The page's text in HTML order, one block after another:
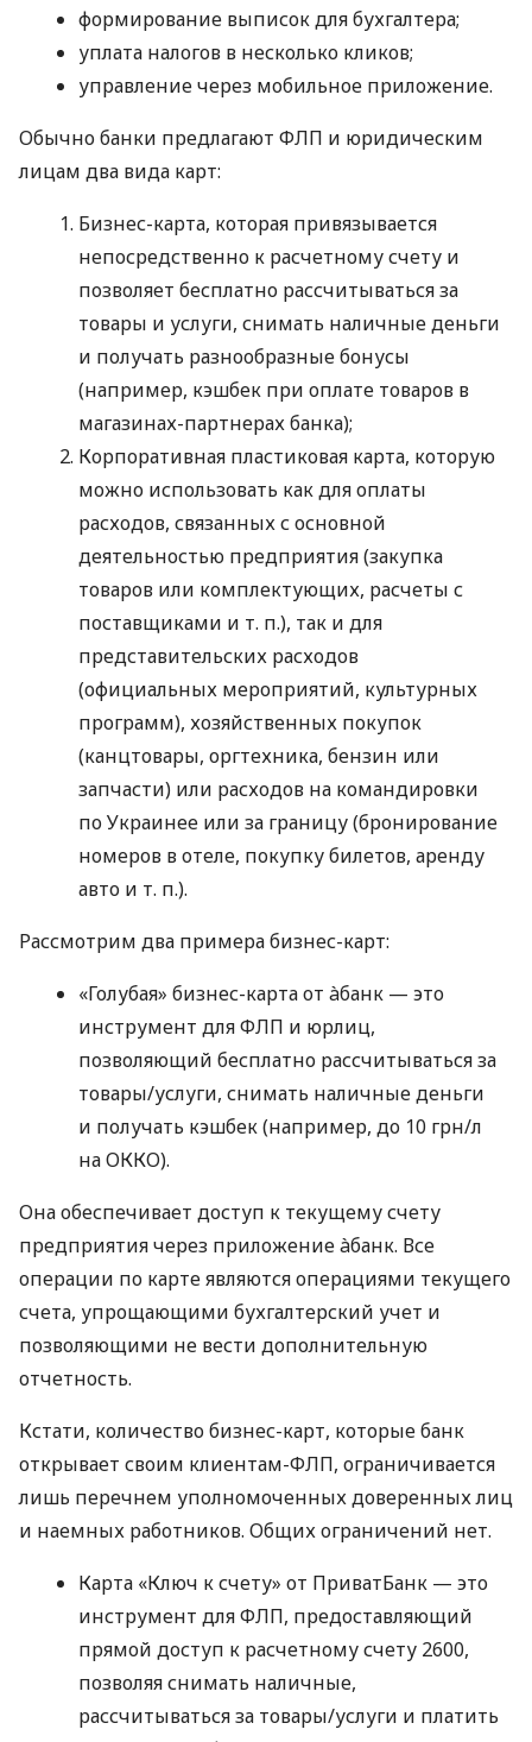
формирование выписок для бухгалтера;
уплата налогов в несколько кликов;
управление через мобильное приложение.
Обычно банки предлагают ФЛП и юридическим
лицам два вида карт:
Бизнес-карта, которая привязывается
непосредственно к расчетному счету и
позволяет бесплатно рассчитываться за
товары и услуги, снимать наличные деньги
и получать разнообразные бонусы
(например, кэшбек при оплате товаров в
магазинах-партнерах банка);
Корпоративная пластиковая карта, которую
можно использовать как для оплаты
расходов, связанных с основной
деятельностью предприятия (закупка
товаров или комплектующих, расчеты с
поставщиками и т. п.), так и для
представительских расходов
(официальных мероприятий, культурных
программ), хозяйственных покупок
(канцтовары, оргтехника, бензин или
запчасти) или расходов на командировки
по Украинее или за границу (бронирование
номеров в отеле, покупку билетов, аренду
авто и т. п.).
Рассмотрим два примера бизнес-карт:
«Голубая» бизнес-карта от àбанк — это
инструмент для ФЛП и юрлиц,
позволяющий бесплатно рассчитываться за
товары/услуги, снимать наличные деньги
и получать кэшбек (например, до 10 грн/л
на ОККО).
Она обеспечивает доступ к текущему счету
предприятия через приложение àбанк. Все
операции по карте являются операциями текущего
счета, упрощающими бухгалтерский учет и
позволяющими не вести дополнительную
отчетность.
Кстати, количество бизнес-карт, которые банк
открывает своим клиентам-ФЛП, ограничивается
лишь перечнем уполномоченных доверенных лиц
и наемных работников. Общих ограничений нет.
Карта «Ключ к счету» от ПриватБанк — это
инструмент для ФЛП, предоставляющий
прямой доступ к расчетному счету 2600,
позволяя снимать наличные,
рассчитываться за товары/услуги и платить